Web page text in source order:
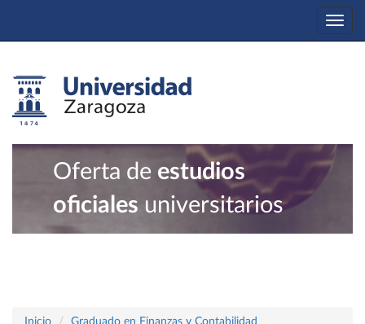
Oferta de estudios
oficiales universitarios
Inicio
Graduado en Finanzas y Contabilidad